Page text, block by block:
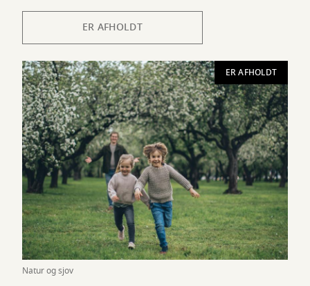
ER AFHOLDT
Natur og sjov
ER AFHOLDT